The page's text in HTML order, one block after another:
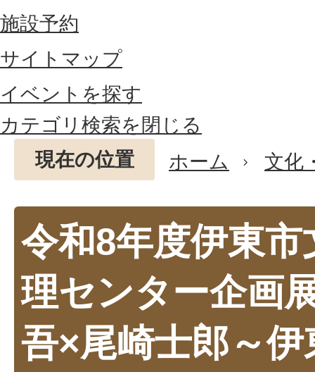
施設予約
サイトマップ
イベントを探す
カテゴリ検索を閉じる
現在の位置
ホーム 文化
令和8年度伊東市
理センター企画
吾×尾崎士郎～